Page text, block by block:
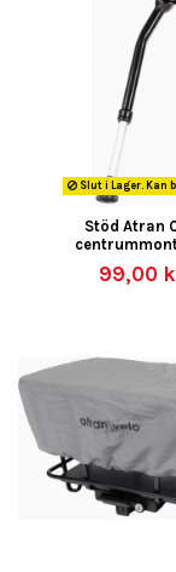
Slut i Lager. Kan
Stöd Atran
99,00